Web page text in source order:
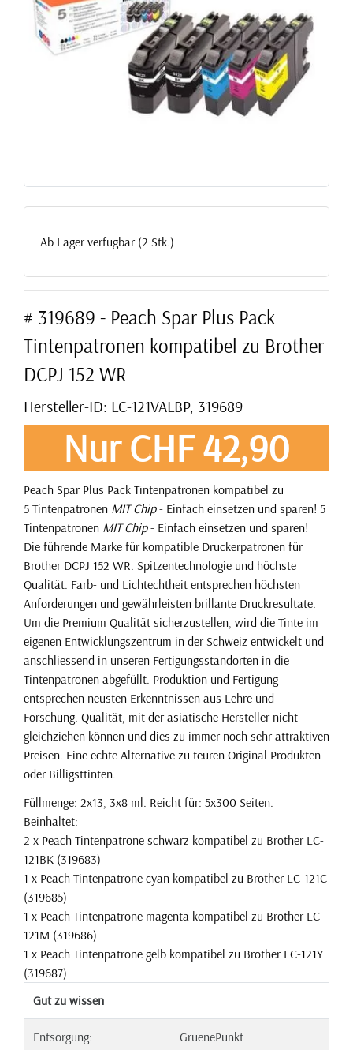
Ab Lager verfügbar (2 Stk.)
# 319689 - Peach Spar Plus Pack
Tintenpatronen kompatibel zu Brother
DCPJ 152 WR
Hersteller-ID: LC-121VALBP, 319689
Nur CHF 42,90
Peach Spar Plus Pack Tintenpatronen kompatibel zu
5 Tintenpatronen MIT Chip- Einfach einsetzen und sparen! 5
Tintenpatronen MIT Chip- Einfach einsetzen und sparen!
Die führende Marke für kompatible Druckerpatronen für
Brother DCPJ 152 WR. Spitzentechnologie und höchste
Qualität. Farb- und Lichtechtheit entsprechen höchsten
Anforderungen und gewährleisten brillante Druckresultate.
Um die Premium Qualität sicherzustellen, wird die Tinte im
eigenen Entwicklungszentrum in der Schweiz entwickelt und
anschliessend in unseren Fertigungsstandorten in die
Tintenpatronen abgefüllt. Produktion und Fertigung
entsprechen neusten Erkenntnissen aus Lehre und
Forschung. Qualität, mit der asiatische Hersteller nicht
gleichziehen können und dies zu immer noch sehr attraktiven
Preisen. Eine echte Alternative zu teuren Original Produkten
oder Billigsttinten.
Füllmenge: 2x13, 3x8 ml. Reicht für: 5x300 Seiten.
Beinhaltet:
2 x Peach Tintenpatrone schwarz kompatibel zu Brother LC-
121BK (319683)
1 x Peach Tintenpatrone cyan kompatibel zu Brother LC-121C
(319685)
1 x Peach Tintenpatrone magenta kompatibel zu Brother LC-
121M (319686)
1 x Peach Tintenpatrone gelb kompatibel zu Brother LC-121Y
(319687)
Gut zu wissen
Entsorgung: GruenePunkt